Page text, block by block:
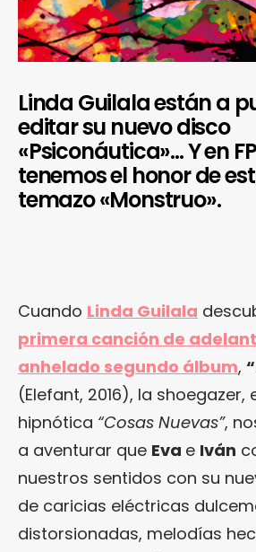
Linda Guilala están a
editar su nuevo disco
«Psiconáutica»… Y en
tenemos el honor de
temazo «Monstruo».
Cuando Linda Guilala
primera canción de
anhelado segundo álbum,
(Elefant, 2016), la shoegazer,
hipnótica “Cosas Nuevas”,
a aventurar que Eva e Iván
nuestros sentidos con su
de caricias eléctricas
distorsionadas, melodías